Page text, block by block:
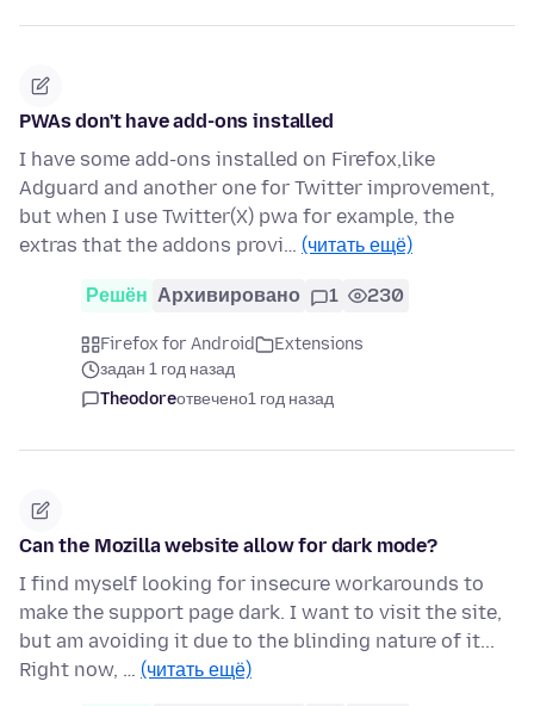
PWAs don't have add-ons installed
I have some add-ons installed on Firefox,like
Adguard and another one for Twitter improvement,
but when I use Twitter(X) pwa for example, the
extras that the addons provi… (читать ещё)
Решён Архивировано 1 230
Firefox for Android
Extensions
задан 1 год назад
Theodoreотвечено1 год назад
Can the Mozilla website allow for dark mode?
I find myself looking for insecure workarounds to
make the support page dark. I want to visit the site,
but am avoiding it due to the blinding nature of it...
Right now, … (читать ещё)